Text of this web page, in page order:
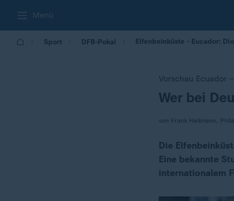
Menü
Sport DFB-Pokal Elfenbeinküste - Eucador:
Vorschau Ecuador
:
Wer bei
von Frank Hellmann,
Die
Eine bekannte
internationalem